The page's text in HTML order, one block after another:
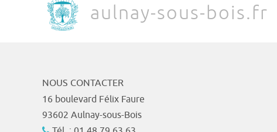
aulnay-sous-bois.fr
NOUS CONTACTER
16 boulevard Félix Faure
93602 Aulnay-sous-Bois